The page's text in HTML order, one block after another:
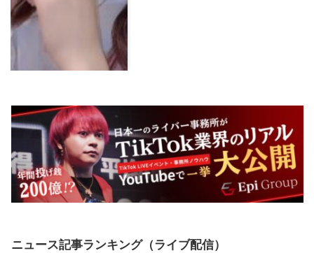
ニュース記事ランキング（ライブ配信）